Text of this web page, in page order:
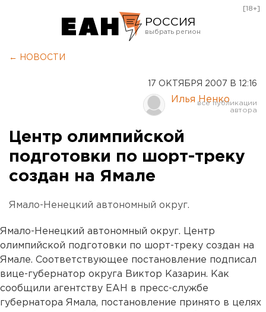
РОССИЯ
Курган
Оренбург
[18+]
← НОВОСТИ
17 ОКТЯБРЯ 2007 В 12:16
Илья Ненко
Центр олимпийской
подготовки по шорт-треку
создан на Ямале
Ямало-Ненецкий автономный округ.
Ямало-Ненецкий автономный округ. Центр
олимпийской подготовки по шорт-треку создан на
Ямале. Соответствующее постановление подписал
вице-губернатор округа Виктор Казарин. Как
сообщили агентству ЕАН в пресс-службе
губернатора Ямала, постановление принято в целях